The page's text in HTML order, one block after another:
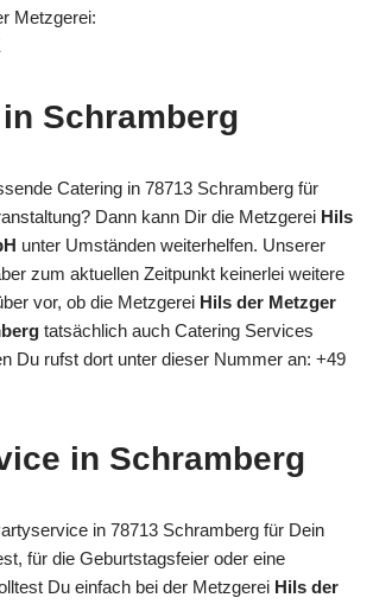
Metzgerei:
Schramberg
Catering in 78713 Schramberg für
Dann kann Dir die Metzgerei Hils
unter Umständen weiterhelfen. Unserer
zum aktuellen Zeitpunkt keinerlei weitere
vor, ob die Metzgerei Hils der Metzger
tatsächlich auch Catering Services
Du rufst dort unter dieser Nummer an: +49
in Schramberg
in 78713 Schramberg für Dein
für die Geburtstagsfeier oder eine
Du einfach bei der Metzgerei Hils der